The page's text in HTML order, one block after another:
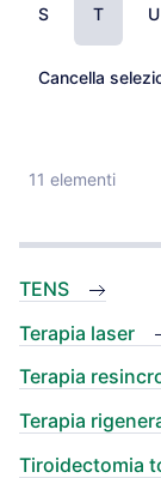
S T U
Cancella
11 elementi
TENS
Terapia laser
Terapia
Terapia
Tiroidectomia